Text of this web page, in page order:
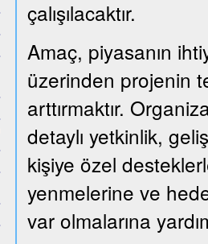
çalışılacaktır.
Amaç, piyasanın
üzerinden projenin
arttırmaktır.
detaylı yetkinlik,
kişiye özel
yenmelerine ve
var olmalarına